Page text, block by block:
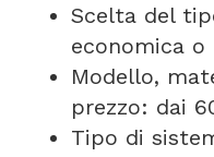
Scelta del
economica
Modello,
prezzo: dai
Tipo di